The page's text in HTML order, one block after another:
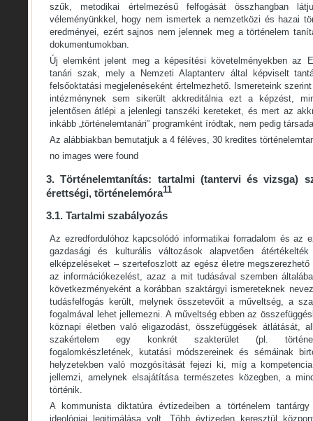
szűk, metodikai értelmezésű felfogását összhangban
véleményünkkel, hogy nem ismertek a nemzetközi és hazai
eredményei, ezért sajnos nem jelennek meg a történelem
dokumentumokban.
Új elemként jelent meg a képesítési követelményekben az
tanári szak, mely a Nemzeti Alaptanterv által képviselt
felsőoktatási megjelenéseként értelmezhető. Ismereteink
intézménynek sem sikerült akkreditálnia ezt a képzést,
jelentősen átlépi a jelenlegi tanszéki kereteket, és mert az
inkább „történelemtanári” programként íródtak, nem pedig
Az alábbiakban bemutatjuk a 4 féléves, 30 kredites
no images were found
3. Történelemtanítás: tartalmi (tantervi és vizsga)
érettségi, történelemóra11
3.1. Tartalmi szabályozás
Az ezredfordulóhoz kapcsolódó informatikai forradalom és az
gazdasági és kulturális változások alapvetően
elképzeléseket – szertefoszlott az egész életre
az információkezelést, azaz a mit tudásával szemben
következményeként a korábban szaktárgyi ismereteknek
tudásfelfogás került, melynek összetevőit a műveltség, a
fogalmával lehet jellemezni. A műveltség ebben az
köznapi életben való eligazodást, összefüggések átlátását,
szakértelem egy konkrét szakterület (pl.
fogalomkészletének, kutatási módszereinek és sémáinak
helyzetekben való mozgósítását fejezi ki, míg a
jellemzi, amelynek elsajátítása természetes közegben, a
történik.
A kommunista diktatúra évtizedeiben a történelem
ideológiai legitimálása volt. Több évtizeden keresztül